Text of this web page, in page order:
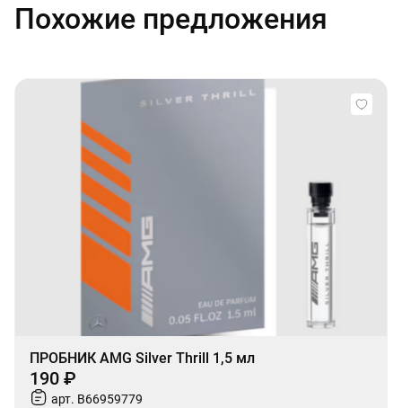
Похожие предложения
ПРОБНИК AMG Silver Thrill 1,5 мл
190 ₽
арт. B66959779